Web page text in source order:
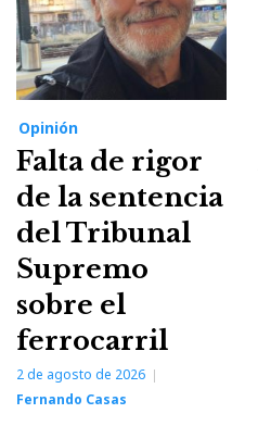
Opinión
Falta de rigor
de la sentencia
del Tribunal
Supremo
sobre el
ferrocarril
2 de agosto de 2026
Fernando Casas